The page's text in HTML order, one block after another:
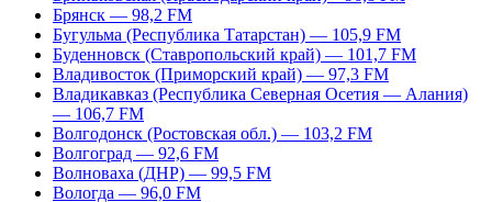
Брянск — 98,2 FM
Бугульма (Республика Татарстан) — 105,9 FM
Буденновск (Ставропольский край) — 101,7 FM
Владивосток (Приморский край) — 97,3 FM
Владикавказ (Республика Северная Осетия — Алания)
— 106,7 FM
Волгодонск (Ростовская обл.) — 103,2 FM
Волгоград — 92,6 FM
Волноваха (ДНР) — 99,5 FM
Вологда — 96,0 FM